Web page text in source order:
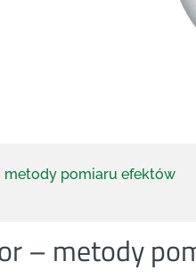
pomiaru efektów
– metody